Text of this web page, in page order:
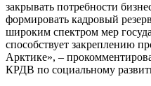
закрывать потребности
формировать кадровый
широким спектром мер
способствует закреплению
Арктике», –
КРДВ по социальному